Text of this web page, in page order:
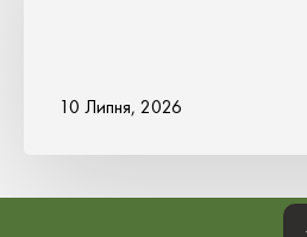
10 Липня, 2026